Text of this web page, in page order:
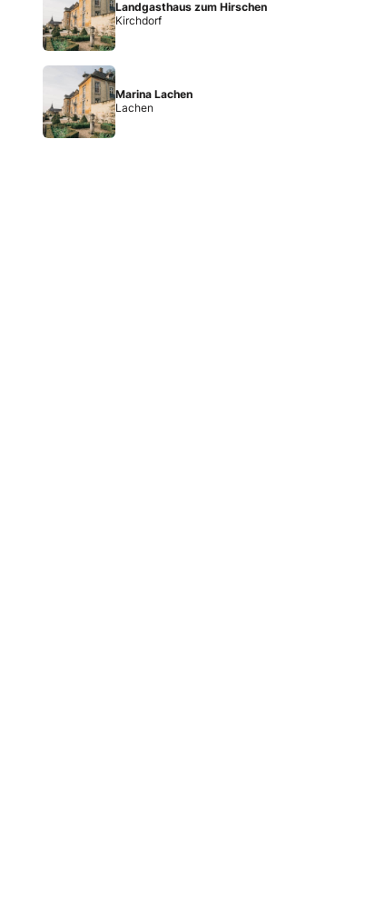
Landgasthaus zum Hirschen
Kirchdorf
Marina Lachen
Lachen